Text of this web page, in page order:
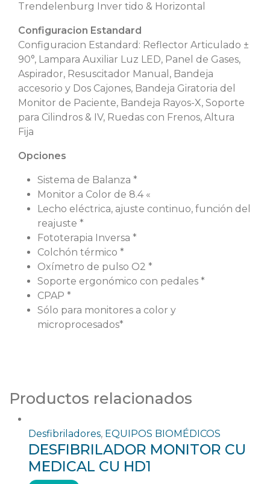
Trendelenburg Inver tido & Horizontal
Configuracion Estandard
Configuracion Estandard: Reflector Articulado ±
90°, Lampara Auxiliar Luz LED, Panel de Gases,
Aspirador, Resuscitador Manual, Bandeja
accesorio y Dos Cajones, Bandeja Giratoria del
Monitor de Paciente, Bandeja Rayos-X, Soporte
para Cilindros & IV, Ruedas con Frenos, Altura
Fija
Opciones
Sistema de Balanza *
Monitor a Color de 8.4 «
Lecho eléctrica, ajuste continuo, función del
reajuste *
Fototerapia Inversa *
Colchón térmico *
Oxímetro de pulso O2 *
Soporte ergonómico con pedales *
CPAP *
Sólo para monitores a color y
microprocesados*
Productos relacionados
Desfibriladores, EQUIPOS BIOMÉDICOS
DESFIBRILADOR MONITOR CU
MEDICAL CU HD1